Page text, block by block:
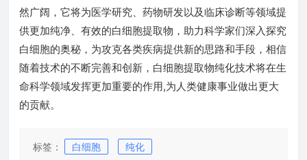
然广阔，它将为医学研究、药物研发以及临床诊断等领域提
供更加纯净、有效的白细胞提取物，助力科学家们深入探究
白细胞的奥秘，为攻克各类疾病提供新的思路和手段，相信
随着技术的不断完善和创新，白细胞提取物纯化技术将在生
命科学领域发挥更加重要的作用,为人类健康事业做出更大
的贡献。
标签： 白细胞 纯化